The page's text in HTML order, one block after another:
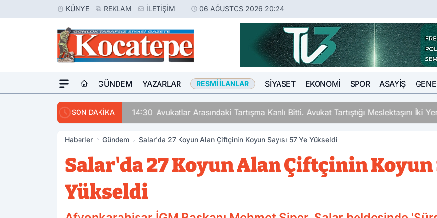
KÜNYE REKLAM İLETIŞIM 06 AĞUSTOS 2026 20:24
GÜNDEM YAZARLAR RESMI İLANLAR SIYASET EKONOMI SPOR ASAYIŞ
SON DAKİKA 14:30 Avukatlar Arasındaki Tartışma Kanlı Bitti. Avukat Tartıştığı Meslektaşını İki
Haberler Gündem Salar'da 27 Koyun Alan Çiftçinin Koyun Sayısı 57'Ye Yükseldi
Salar'da 27 Koyun Alan Çiftçinin Koyun
Yükseldi